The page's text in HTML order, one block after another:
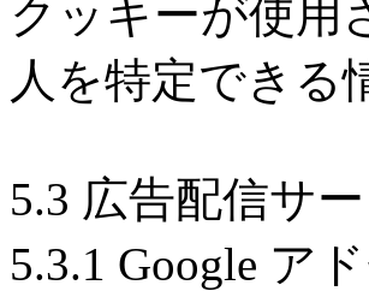
クッキーが使用
人を特定できる
5.3 広告配信サ
5.3.1 Google ア